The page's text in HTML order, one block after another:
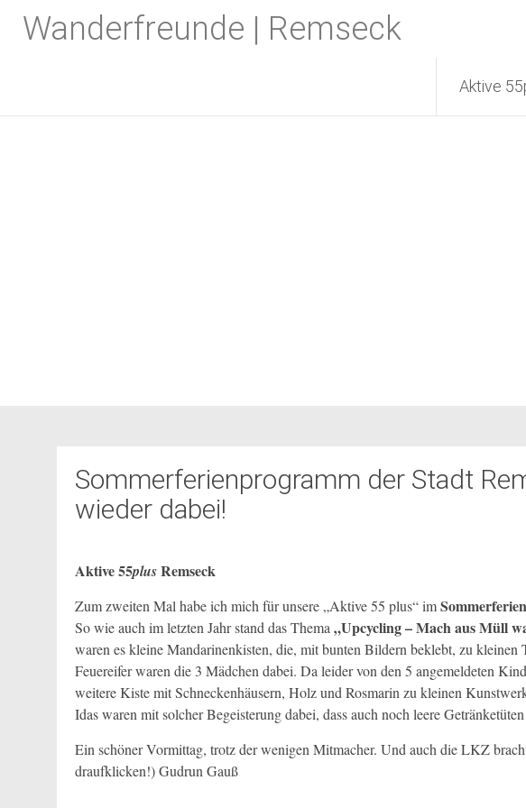
InhaltWanderfreunde | Remseck
Aktive
Sommerferienprogramm der Stadt
wieder dabei!
Aktive 55plusRemseck
Zum zweiten Mal habe ich mich für unsere „Aktive 55 plus“ im
So wie auch im letzten Jahr stand das Thema „Upcycling – Mach aus Müll
waren es kleine Mandarinenkisten, die, mit bunten Bildern beklebt, zu
Feuereifer waren die 3 Mädchen dabei. Da leider von den 5 angemeldeten
weitere Kiste mit Schneckenhäusern, Holz und Rosmarin zu kleinen Ku
Idas waren mit solcher Begeisterung dabei, dass auch noch leere
Ein schöner Vormittag, trotz der wenigen Mitmacher. Und auch die LKZ
draufklicken!) Gudrun Gauß